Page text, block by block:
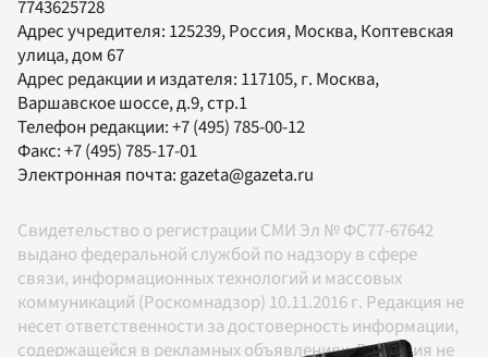
7743625728
Адрес учредителя: 125239, Россия, Москва, Коптевская
улица, дом 67
Адрес редакции и издателя: 117105, г. Москва,
Варшавское шоссе, д.9, стр.1
Телефон редакции:+7 (495) 785-00-12
Факс:+7 (495) 785-17-01
Электронная почта:gazeta@gazeta.ru
Свидетельство о регистрации СМИ Эл № ФС77-67642
выдано федеральной службой по надзору в сфере
связи, информационных технологий и массовых
коммуникаций (Роскомнадзор) 10.11.2016 г. Редакция не
несет ответственности за достоверность информации,
содержащейся в рекламных объявлениях. Редакция не